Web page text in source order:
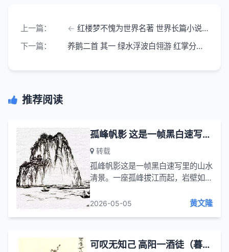
上一篇：
红楼梦不愧为世界名著 世界长篇小说之巅峰 但新意层出不穷
下一篇：
养鹅二首 其一 绿水浮波白翎游 红掌分漪碎碧流
推荐阅读
孤峰帆影 这是一帧黑白速写里的山水清景
转载
孤峰帆影这是一帧黑白速写里的山水
清景。一座孤峰拔江而起，岩壁如斧
苍劲风骨。山腰的亭台楼阁依山而
2026-05-05 黄文隆
可叹无知己 高阳一酒徒（暮色如墨 泼洒在长安城斑驳的宫墙上）